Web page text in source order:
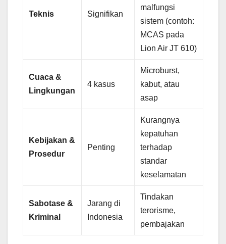
Teknis Signifikan
malfungsi
sistem (contoh:
MCAS pada
Lion Air JT 610)
Cuaca &
Lingkungan
4 kasus
Microburst,
kabut, atau
asap
Kebijakan &
Prosedur
Penting
Kurangnya
kepatuhan
terhadap
standar
keselamatan
Sabotase &
Kriminal
Jarang di
Indonesia
Tindakan
terorisme,
pembajakan